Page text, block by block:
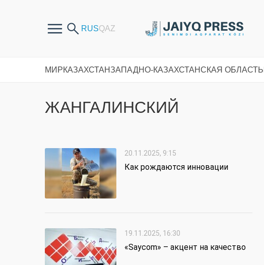
МИРКАЗАХСТАНЗАПАДНО-КАЗАХСТАНСКАЯ ОБЛАСТЬ
ЖАНГАЛИНСКИЙ
20.11.2025, 9:15
Как рождаются инновации
19.11.2025, 16:30
«Saycom» – акцент на качество